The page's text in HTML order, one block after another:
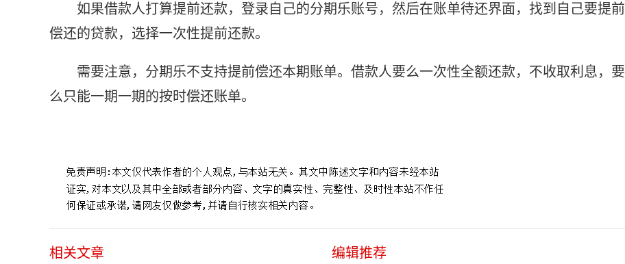
如果借款人打算提前还款，登录自己的分期乐账号，然后在账单待还界面，找到自己要提前
偿还的贷款，选择一次性提前还款。
需要注意，分期乐不支持提前偿还本期账单。借款人要么一次性全额还款，不收取利息，要
么只能一期一期的按时偿还账单。
相关文章 编辑推荐